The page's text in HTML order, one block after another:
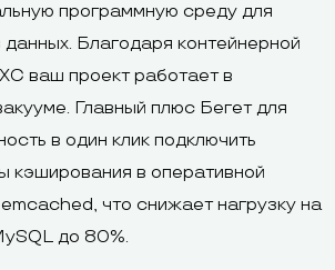
программную среду для
Благодаря контейнерной
ваш проект работает в
Главный плюс Бегет для
в один клик подключить
кэширования в оперативной
что снижает нагрузку на
до 80%.